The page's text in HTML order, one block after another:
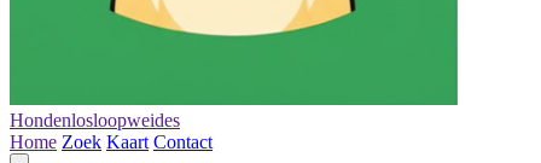
Hondenlosloopweides
Home Zoek Kaart Contact